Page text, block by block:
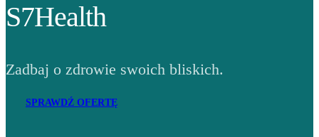
S7Health
Zadbaj o zdrowie swoich bliskich.
SPRAWDŹ OFERTĘ